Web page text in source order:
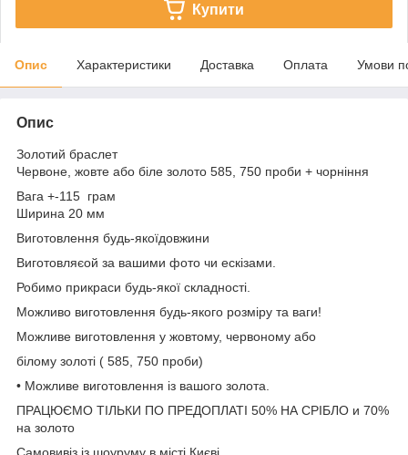
Купити
Опис Характеристики Доставка Оплата Умови
Опис
Золотий браслет
Червоне, жовте або біле золото 585, 750 проби + чорніння
Вага +-115 грам
Ширина 20 мм
Виготовлення будь-якоїдовжини
Виготовляєой за вашими фото чи ескізами.
Робимо прикраси будь-якої складності.
Можливо виготовлення будь-якого розміру та ваги!
Можливе виготовлення у жовтому, червоному або
білому золоті ( 585, 750 проби)
• Можливе виготовлення із вашого золота.
ПРАЦЮЄМО ТІЛЬКИ ПО ПРЕДОПЛАТІ 50% НА СРІБЛО и 70%
на золото
Самовивіз із шоуруму в місті Києві .